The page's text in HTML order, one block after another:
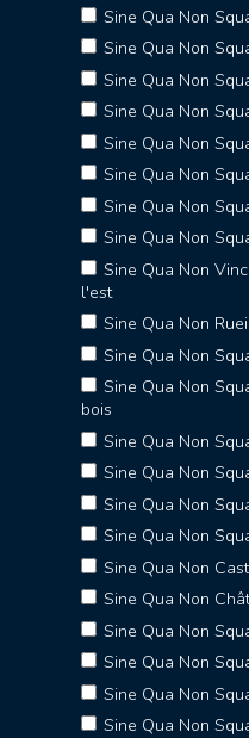
Sine Qua Non
Sine Qua Non
Sine Qua Non
Sine Qua Non
Sine Qua Non
Sine Qua Non
Sine Qua Non
Sine Qua Non
Sine Qua Non
l'est
Sine Qua Non
Sine Qua Non
Sine Qua Non
bois
Sine Qua Non
Sine Qua Non
Sine Qua Non
Sine Qua Non
Sine Qua Non
Sine Qua Non
Sine Qua Non
Sine Qua Non
Sine Qua Non
Sine Qua Non